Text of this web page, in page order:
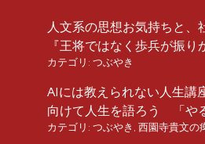
人文系の思想お気持ちと、
『王将ではなく歩兵が振り
カテゴリ: つぶやき
AIには教えられない人生
向けて人生を語ろう 「や
カテゴリ: つぶやき , 西園寺貴文の